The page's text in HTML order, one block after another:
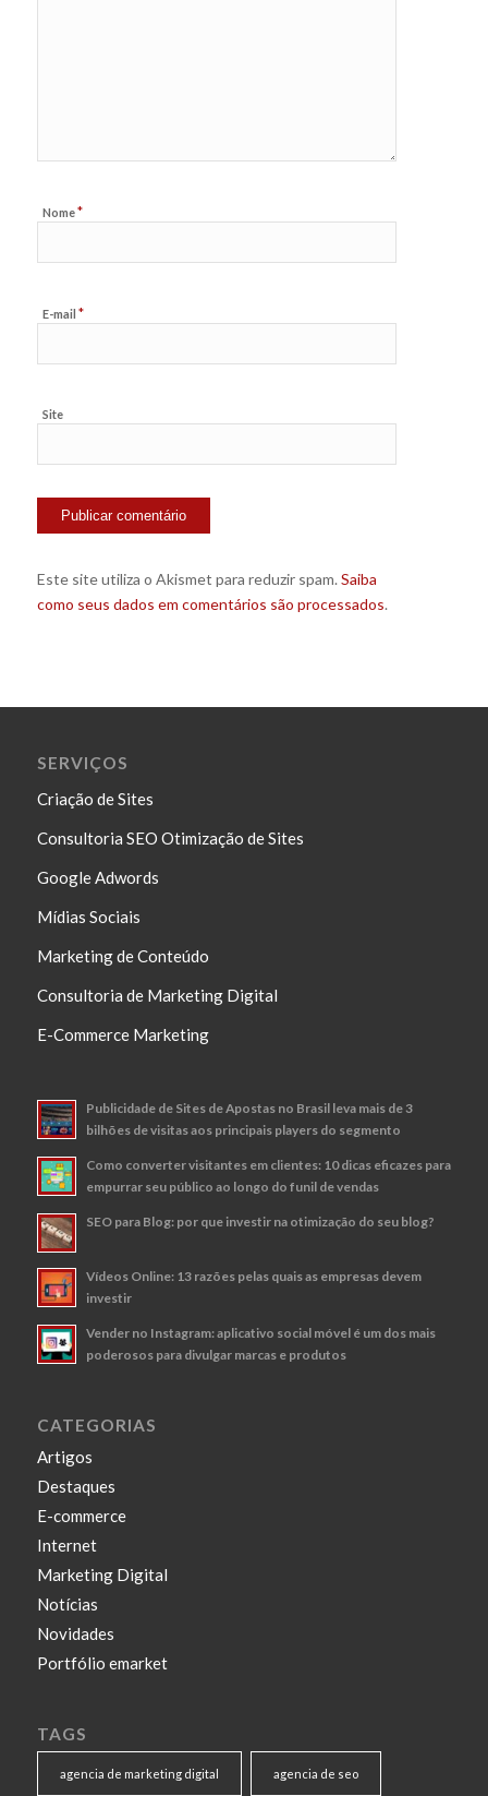
Nome*
E-mail *
Site
Este site utiliza o Akismet para reduzir spam. Saiba
como seus dados em comentários são processados.
SERVIÇOS
Criação de Sites
Consultoria SEO Otimização de Sites
Google Adwords
Mídias Sociais
Marketing de Conteúdo
Consultoria de Marketing Digital
E-Commerce Marketing
Publicidade de Sites de Apostas no Brasil leva mais de 3
bilhões de visitas aos principais players do segmento
Como converter visitantes em clientes: 10 dicas eficazes para
empurrar seu público ao longo do funil de vendas
SEO para Blog: por que investir na otimização do seu blog?
Vídeos Online: 13 razões pelas quais as empresas devem
investir
Vender no Instagram: aplicativo social móvel é um dos mais
poderosos para divulgar marcas e produtos
CATEGORIAS
Artigos
Destaques
E-commerce
Internet
Marketing Digital
Notícias
Novidades
Portfólio emarket
TAGS
agencia de marketing digital agencia de seo